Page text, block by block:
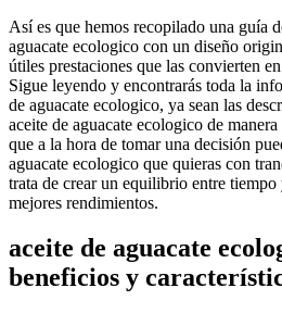
Así es que hemos recopilado una guía
aguacate ecologico con un diseño
útiles prestaciones que las convierten
Sigue leyendo y encontrarás toda la
de aguacate ecologico, ya sean las
aceite de aguacate ecologico de
que a la hora de tomar una decisión
aguacate ecologico que quieras con
trata de crear un equilibrio entre
mejores rendimientos.
aceite de aguacate
beneficios y